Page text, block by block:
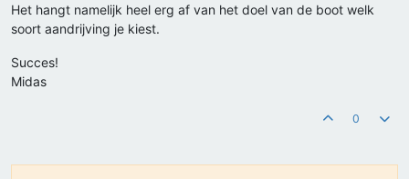
Het hangt namelijk heel erg af van het doel van de boot welk
soort aandrijving je kiest.
Succes!
Midas
0